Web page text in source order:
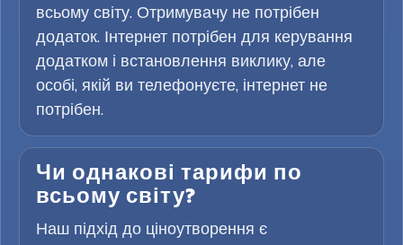
всьому світу. Отримувачу не потрібен
додаток. Інтернет потрібен для керування
додатком і встановлення виклику, але
особі, якій ви телефонуєте, інтернет не
потрібен.
Чи однакові тарифи по
всьому світу?
Наш підхід до ціноутворення є